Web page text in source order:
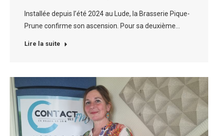
Installée depuis l’été 2024 au Lude, la Brasserie Pique-
Prune confirme son ascension. Pour sa deuxième…
Lire la suite